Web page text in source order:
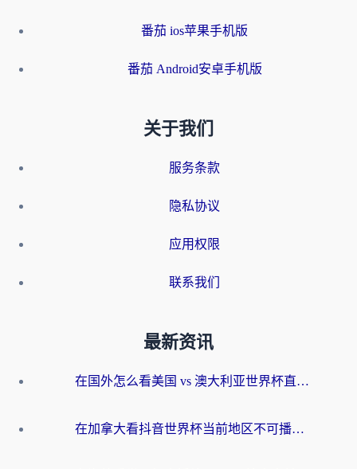
番茄 ios苹果手机版
番茄 Android安卓手机版
关于我们
服务条款
隐私协议
应用权限
联系我们
最新资讯
在国外怎么看美国 vs 澳大利亚世界杯直播？海外党必藏的中文解说观赛指南
在加拿大看抖音世界杯当前地区不可播放？海外党体育观赛终极指南